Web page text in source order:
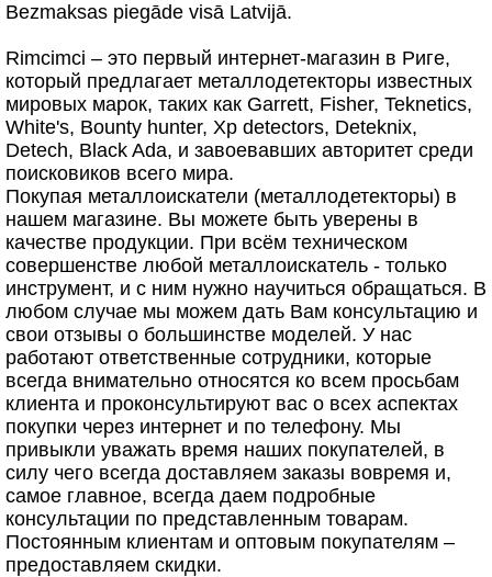
Bezmaksas piegāde visā Latvijā.
Rimcimci – это первый интернет-магазин в Риге,
который предлагает металлодетекторы известных
мировых марок, таких как Garrett, Fisher, Teknetics,
White's, Bounty hunter, Xp detectors, Deteknix,
Detech, Black Ada, и завоевавших авторитет среди
поисковиков всего мира.
Покупая металлоискатели (металлодетекторы) в
нашем магазине. Вы можете быть уверены в
качестве продукции. При всём техническом
совершенстве любой металлоискатель - только
инструмент, и с ним нужно научиться обращаться. В
любом случае мы можем дать Вам консультацию и
свои отзывы о большинстве моделей. У нас
работают ответственные сотрудники, которые
всегда внимательно относятся ко всем просьбам
клиента и проконсультируют вас о всех аспектах
покупки через интернет и по телефону. Мы
привыкли уважать время наших покупателей, в
силу чего всегда доставляем заказы вовремя и,
самое главное, всегда даем подробные
консультации по представленным товарам.
Постоянным клиентам и оптовым покупателям –
предоставляем скидки.